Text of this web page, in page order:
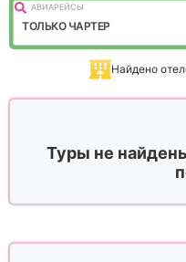
АВИАРЕЙСЫ
ТОЛЬКО ЧАРТЕР
Найдено
Туры не